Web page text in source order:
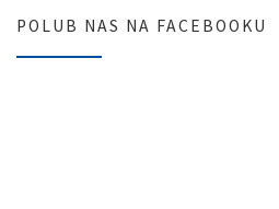
POLUB NAS NA FACEBOOKU